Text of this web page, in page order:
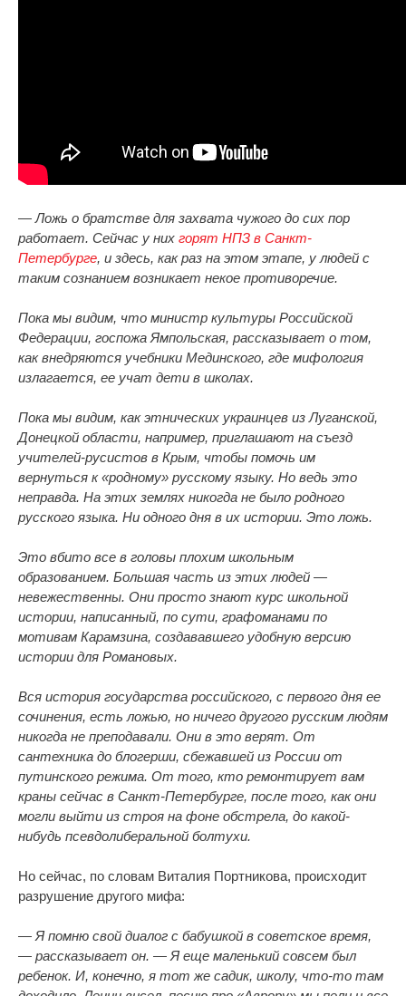
— Ложь о братстве для захвата чужого до сих пор
работает. Сейчас у них горят НПЗ в Санкт-
Петербурге, и здесь, как раз на этом этапе, у людей с
таким сознанием возникает некое противоречие.
Пока мы видим, что министр культуры Российской
Федерации, госпожа Ямпольская, рассказывает о том,
как внедряются учебники Мединского, где мифология
излагается, ее учат дети в школах.
Пока мы видим, как этнических украинцев из Луганской,
Донецкой области, например, приглашают на съезд
учителей-русистов в Крым, чтобы помочь им
вернуться к «родному» русскому языку. Но ведь это
неправда. На этих землях никогда не было родного
русского языка. Ни одного дня в их истории. Это ложь.
Это вбито все в головы плохим школьным
образованием. Большая часть из этих людей —
невежественны. Они просто знают курс школьной
истории, написанный, по сути, графоманами по
мотивам Карамзина, создававшего удобную версию
истории для Романовых.
Вся история государства российского, с первого дня ее
сочинения, есть ложью, но ничего другого русским людям
никогда не преподавали. Они в это верят. От
сантехника до блогерши, сбежавшей из России от
путинского режима. От того, кто ремонтирует вам
краны сейчас в Санкт-Петербурге, после того, как они
могли выйти из строя на фоне обстрела, до какой-
нибудь псевдолиберальной болтухи.
Но сейчас, по словам Виталия Портникова, происходит
разрушение другого мифа:
— Я помню свой диалог с бабушкой в советское время,
— рассказывает он. — Я еще маленький совсем был
ребенок. И, конечно, я тот же садик, школу, что-то там